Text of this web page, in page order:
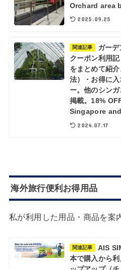
Orchard area
2025.09.25
関連記事
ガーデ
クーポン利用
をまとめて紹
法）・お得に
ー。他のシン
掲載。18%
Singapore
2024.07.17
海外旅行便利お得用品
私が利用した用品・商品を案
関連記事
AIS
本で購入から